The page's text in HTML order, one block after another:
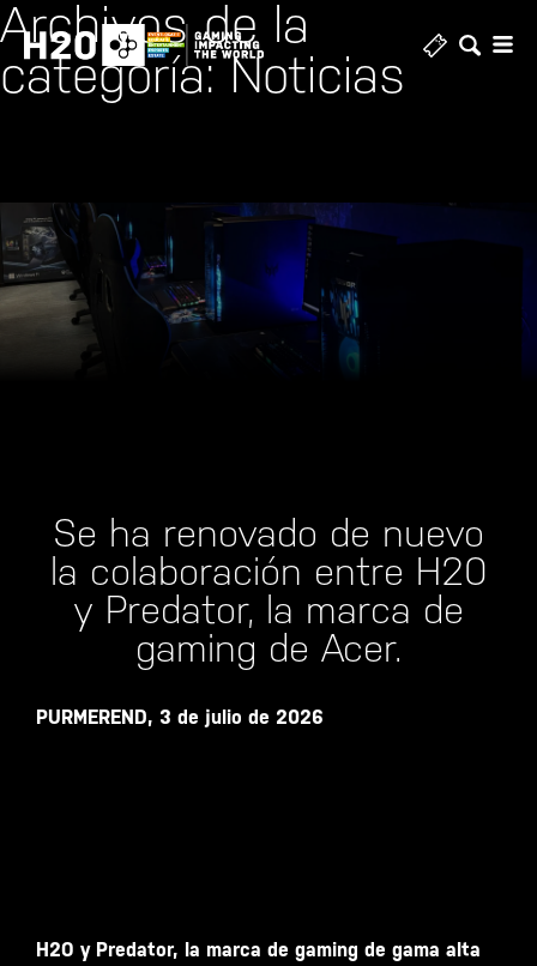
Archivos de la
categoría: Noticias
Se ha renovado de nuevo
la colaboración entre H20
y Predator, la marca de
gaming de Acer.
PURMEREND, 3 de julio de 2026
H2O y Predator, la marca de gaming de gama alta